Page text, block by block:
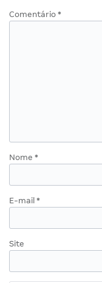
Comentário *
Nome *
E-mail *
Site